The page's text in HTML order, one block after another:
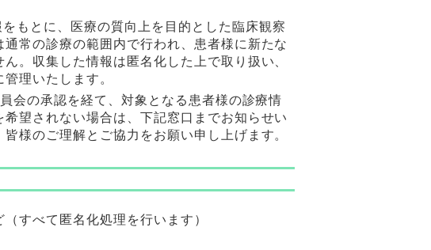
もとに、医療の質向上を目的とした臨床観察
常の診療の範囲内で行われ、患者様に新たな
。収集した情報は匿名化した上で取り扱い、
理いたします。
会の承認を経て、対象となる患者様の診療情
望されない場合は、下記窓口までお知らせい
様のご理解とご協力をお願い申し上げます。
すべて匿名化処理を行います）